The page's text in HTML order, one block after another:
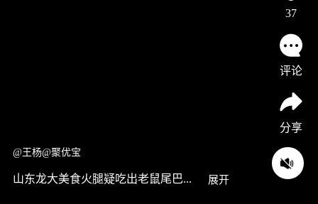
@王杨@聚优宝
山东龙大美食火腿疑吃出老鼠尾巴... 展开
37
评论
分享